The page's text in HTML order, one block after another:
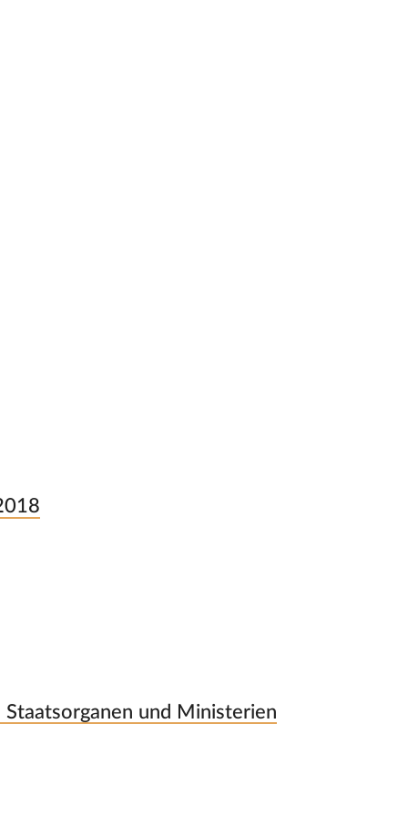
und Ministerien